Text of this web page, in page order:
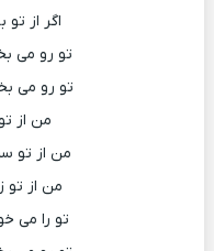
اگر از
تو رو می
تو رو می
من از
من از تو
من از تو
تو را می